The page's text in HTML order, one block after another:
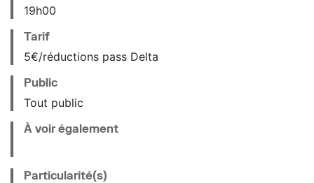
19h00
Tarif
5€/réductions pass Delta
Public
Tout public
À voir également
Particularité(s)